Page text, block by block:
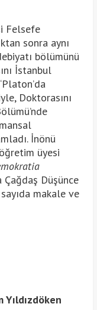
Felsefe
sonra aynı
bölümünü
İstanbul
Doktorasını
İnönü
üyesi
Çağdaş Düşünce
makale ve